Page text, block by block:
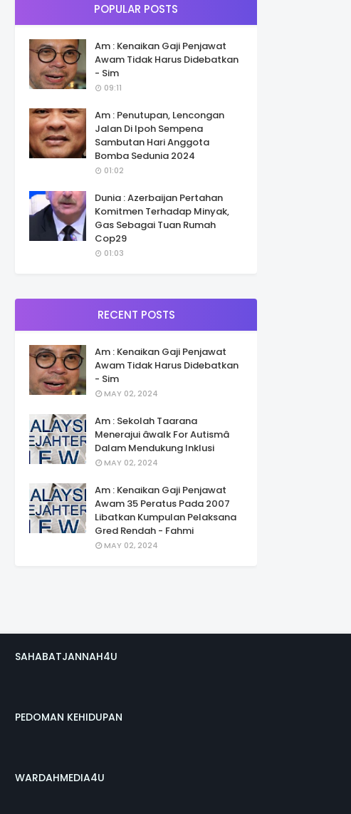
POPULAR POSTS
Am : Kenaikan Gaji Penjawat
Awam Tidak Harus Didebatkan
- Sim
09:11
Am : Penutupan, Lencongan
Jalan Di Ipoh Sempena
Sambutan Hari Anggota
Bomba Sedunia 2024
01:02
Dunia : Azerbaijan Pertahan
Komitmen Terhadap Minyak,
Gas Sebagai Tuan Rumah
Cop29
01:03
RECENT POSTS
Am : Kenaikan Gaji Penjawat
Awam Tidak Harus Didebatkan
- Sim
MAY 02, 2024
Am : Sekolah Taarana
Menerajui âwalk For Autismâ
Dalam Mendukung Inklusi
MAY 02, 2024
Am : Kenaikan Gaji Penjawat
Awam 35 Peratus Pada 2007
Libatkan Kumpulan Pelaksana
Gred Rendah - Fahmi
MAY 02, 2024
SAHABATJANNAH4U
PEDOMAN KEHIDUPAN
WARDAHMEDIA4U